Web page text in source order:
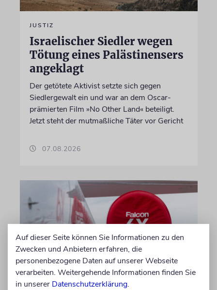
JUSTIZ
Israelischer Siedler wegen
Tötung eines Palästinensers
angeklagt
Der getötete Aktivist setzte sich gegen
Siedlergewalt ein und war an dem Oscar-
prämierten Film »No Other Land« beteiligt.
Jetzt steht der mutmaßliche Täter vor Gericht
07.08.2026
DUBLIN
Auf dieser Seite können Sie Informationen zu den
Zwecken und Anbietern erfahren, die
personenbezogene Daten auf unserer Webseite
verarbeiten. Weitergehende Informationen finden Sie
in unserer Datenschutzerklärung.